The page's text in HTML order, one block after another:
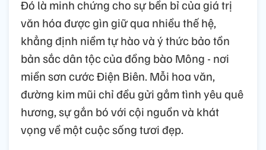
Đó là minh chứng cho sự bền bỉ của giá trị
văn hóa được gìn giữ qua nhiều thế hệ,
khẳng định niềm tự hào và ý thức bảo tồn
bản sắc dân tộc của đồng bào Mông - nơi
miền sơn cước Điện Biên. Mỗi hoa văn,
đường kim mũi chỉ đều gửi gắm tình yêu quê
hương, sự gắn bó với cội nguồn và khát
vọng về một cuộc sống tươi đẹp.